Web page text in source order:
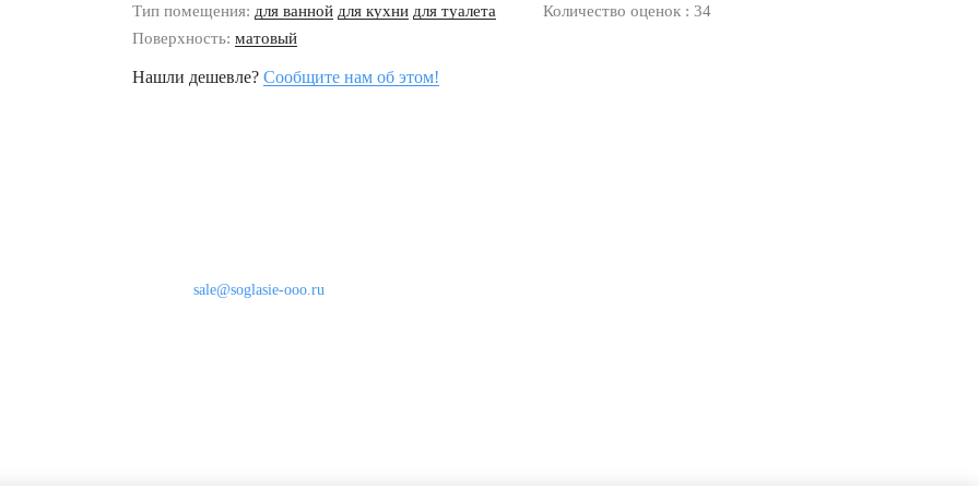
Тип помещения: для ванной для кухни для туалета
Поверхность: матовый
Количество оценок : 34
Нашли дешевле? Сообщите нам об этом!
sale@soglasie-ooo.ru